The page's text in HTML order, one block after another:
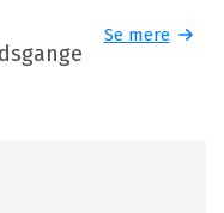
Se mere